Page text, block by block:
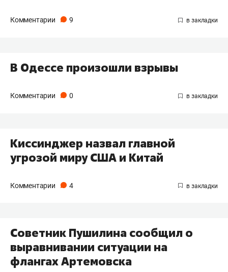
Комментарии 9
В Одессе произошли взрывы
Комментарии 0
Киссинджер назвал главной
угрозой миру США и Китай
Комментарии 4
Советник Пушилина сообщил о
выравнивании ситуации на
флангах Артемовска